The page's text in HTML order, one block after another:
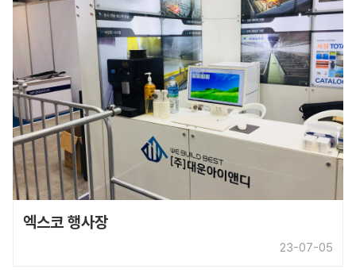
엑스코 행사장
23-07-05